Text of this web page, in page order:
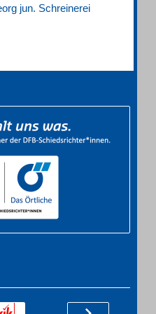
jun. Schreinerei